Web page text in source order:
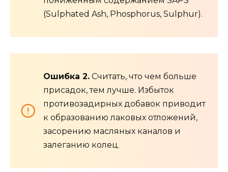
(Sulphated Ash, Phosphorus, Sulphur).
Ошибка 2. Считать, что чем больше
присадок, тем лучше. Избыток
противозадирных добавок приводит
к образованию лаковых отложений,
засорению масляных каналов и
залеганию колец.